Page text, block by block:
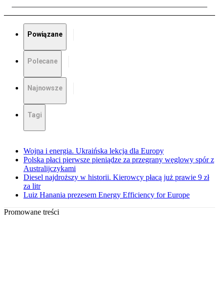
Powiązane
Polecane
Najnowsze
Tagi
Wojna i energia. Ukraińska lekcja dla Europy
Polska płaci pierwsze pieniądze za przegrany węglowy spór z
Australijczykami
Diesel najdroższy w historii. Kierowcy płacą już prawie 9 zł
za litr
Luiz Hanania prezesem Energy Efficiency for Europe
Promowane treści